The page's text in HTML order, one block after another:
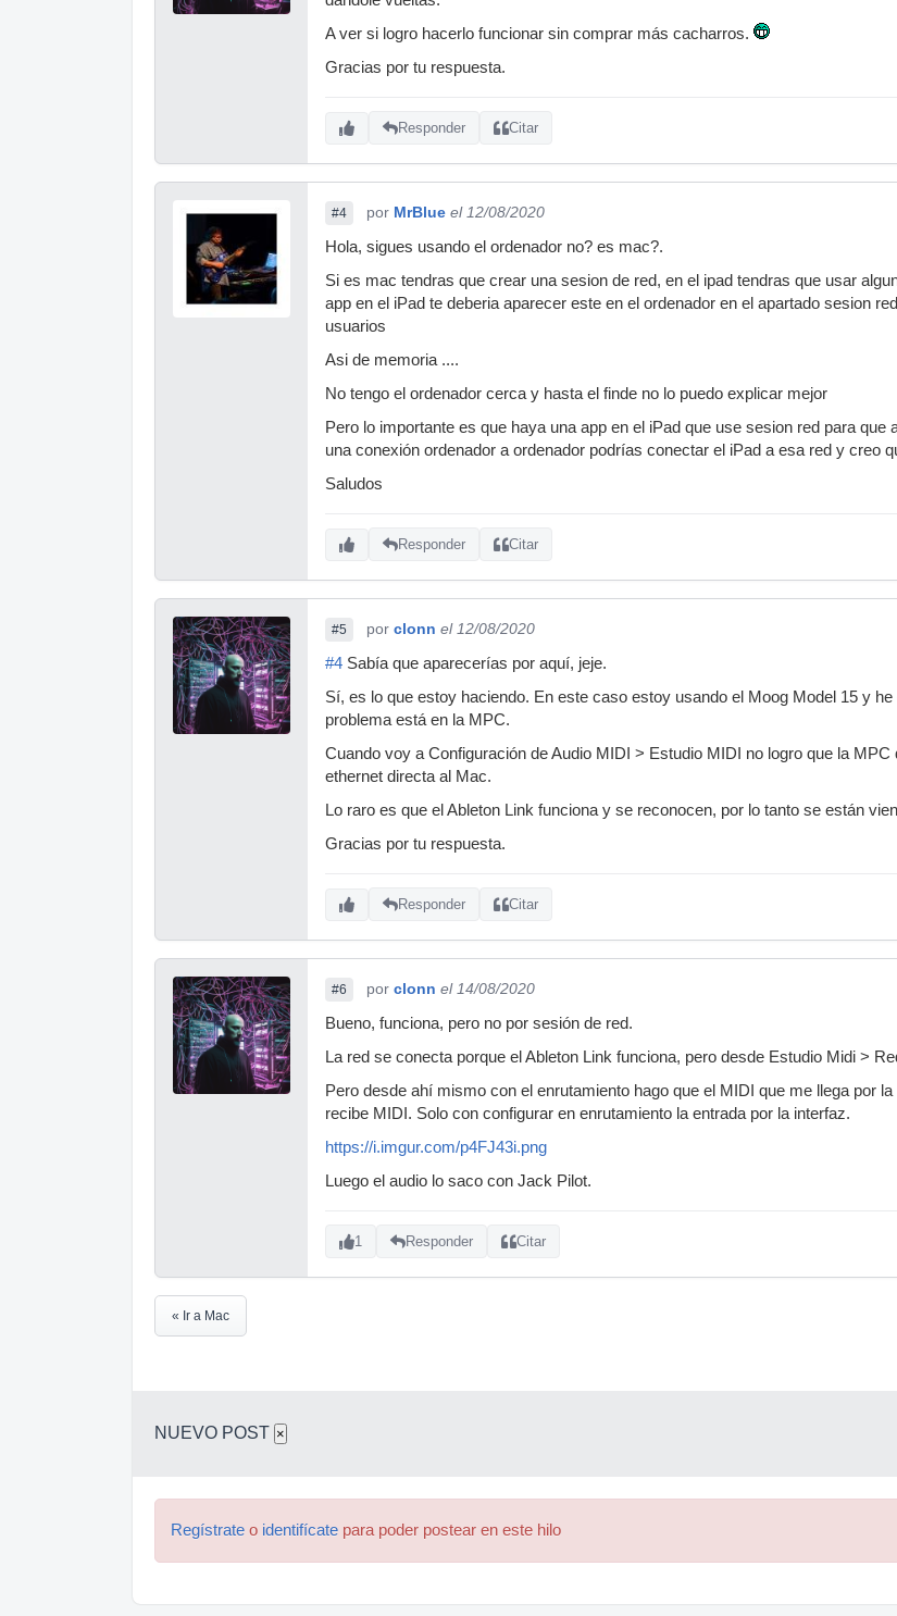
A ver si logro hacerlo funcionar sin comprar más cacharros.
Gracias por tu respuesta.
Responder Citar
#4 por MrBlue el 12/08/2020
Hola, sigues usando el ordenador no? es mac?.
Si es mac tendras que crear una sesion de red, en el ipad tendras que usar
app en el iPad te deberia aparecer este en el ordenador en el apartado sesion
usuarios
Asi de memoria ....
No tengo el ordenador cerca y hasta el finde no lo puedo explicar mejor
Pero lo importante es que haya una app en el iPad que use sesion red para
una conexión ordenador a ordenador podrías conectar el iPad a esa red y creo
Saludos
Responder Citar
#5 por clonn el 12/08/2020
#4 Sabía que aparecerías por aquí, jeje.
Sí, es lo que estoy haciendo. En este caso estoy usando el Moog Model 15 y
problema está en la MPC.
Cuando voy a Configuración de Audio MIDI > Estudio MIDI no logro que la
ethernet directa al Mac.
Lo raro es que el Ableton Link funciona y se reconocen, por lo tanto se están
Gracias por tu respuesta.
Responder Citar
#6 por clonn el 14/08/2020
Bueno, funciona, pero no por sesión de red.
La red se conecta porque el Ableton Link funciona, pero desde Estudio Midi >
Pero desde ahí mismo con el enrutamiento hago que el MIDI que me llega por
recibe MIDI. Solo con configurar en enrutamiento la entrada por la interfaz.
https://i.imgur.com/p4FJ43i.png
Luego el audio lo saco con Jack Pilot.
1 Responder Citar
« Ir a Mac
NUEVO POST ×
Regístrate o identifícate para poder postear en este hilo